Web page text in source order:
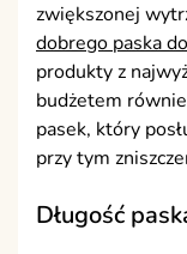
zwiększonej
dobrego paska
produkty z
budżetem
pasek, który
przy tym
Długość